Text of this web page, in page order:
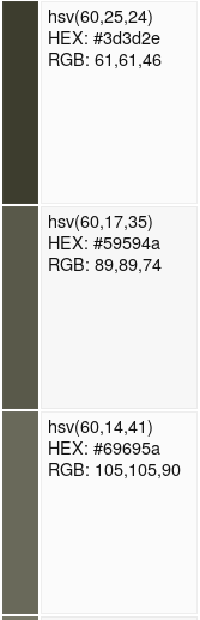
hsv(60,25,24)
HEX: #3d3d2e
RGB: 61,61,46
hsv(60,17,35)
HEX: #59594a
RGB: 89,89,74
hsv(60,14,41)
HEX: #69695a
RGB: 105,105,90